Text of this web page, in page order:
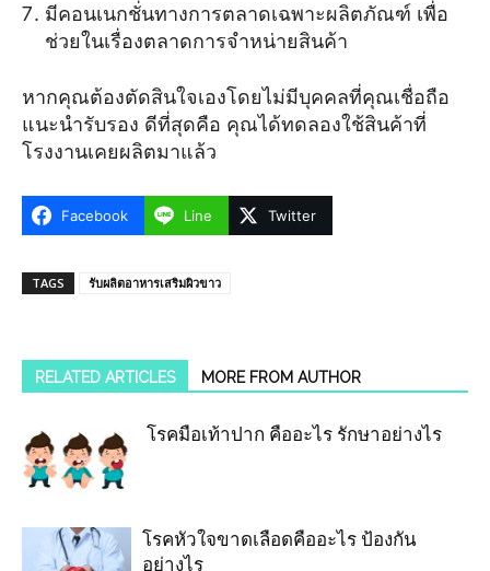
มีคอนเนกชั่นทางการตลาดเฉพาะผลิตภัณฑ์ เพื่อ
ช่วยในเรื่องตลาดการจำหน่ายสินค้า
หากคุณต้องตัดสินใจเองโดยไม่มีบุคคลที่คุณเชื่อถือ
แนะนำรับรอง ดีที่สุดคือ คุณได้ทดลองใช้สินค้าที่
โรงงานเคยผลิตมาแล้ว
Facebook Line Twitter
TAGS รับผลิตอาหารเสริมผิวขาว
RELATED ARTICLES MORE FROM AUTHOR
โรคมือเท้าปาก คืออะไร รักษาอย่างไร
โรคหัวใจขาดเลือดคืออะไร ป้องกัน
อย่างไร